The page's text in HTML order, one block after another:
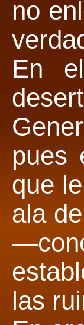
no
En
pues
que
ala
las